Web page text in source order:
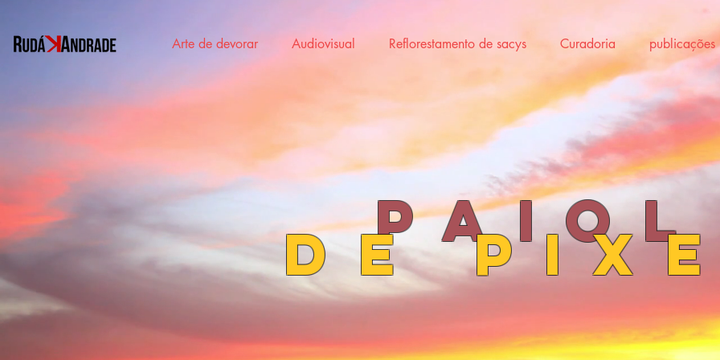
Arte de devorar Audiovisual Reflorestamento de sacys Curadoria publicações
paiol
de